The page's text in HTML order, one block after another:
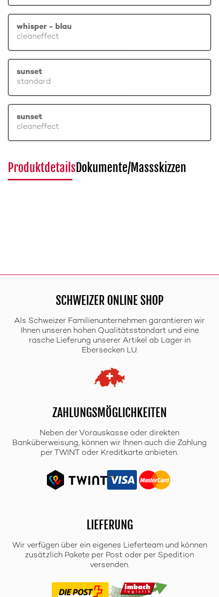
whisper - blau
cleaneffect
sunset
standard
sunset
cleaneffect
ProduktdetailsDokumente/Massskizzen
SCHWEIZER ONLINE SHOP
Als Schweizer Familienunternehmen garantieren wir
Ihnen unseren hohen Qualitätsstandart und eine
rasche Lieferung unserer Artikel ab Lager in
Ebersecken LU.
ZAHLUNGSMÖGLICHKEITEN
Neben der Vorauskasse oder direkten
Banküberweisung, können wir Ihnen auch die Zahlung
per TWINT oder Kreditkarte anbieten.
LIEFERUNG
Wir verfügen über ein eigenes Lieferteam und können
zusätzlich Pakete per Post oder per Spedition
versenden.